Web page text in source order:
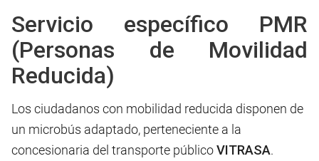
Servicio específico PMR
(Personas de Movilidad
Reducida)
Los ciudadanos con mobilidad reducida disponen de
un microbús adaptado, perteneciente a la
concesionaria del transporte públicoVITRASA.